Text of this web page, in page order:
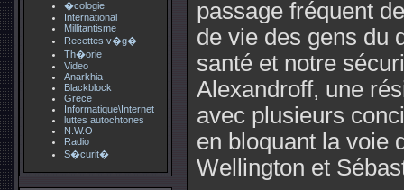
�cologie
International
Millitantisme
Recettes v�g�
Th�orie
Video
Anarkhia
Blackblock
Grece
Informatique\Internet
luttes autochtones
N.W.O
Radio
S�curit�
passage fréquent
de vie des gens du
santé et notre
Alexandroff, une
avec plusieurs
en bloquant la voie
Wellington et